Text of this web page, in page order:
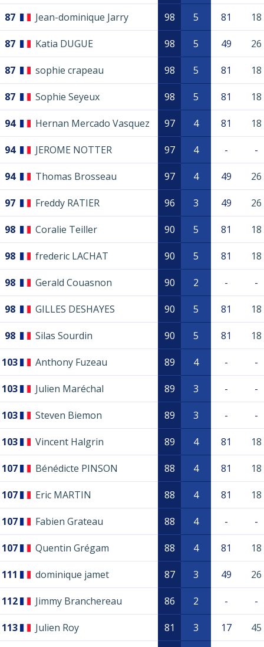
87 Jean-dominique Jarry 98 5 81 18
87 Katia DUGUE 98 5 49 26
87 sophie crapeau 98 5 81 18
87 Sophie Seyeux 98 5 81 18
94 Hernan Mercado Vasquez 97 4 81 18
94 JEROME NOTTER 97 4 - -
94 Thomas Brosseau 97 4 49 26
97 Freddy RATIER 96 3 49 26
98 Coralie Teiller 90 5 81 18
98 frederic LACHAT 90 5 81 18
98 Gerald Couasnon 90 2 - -
98 GILLES DESHAYES 90 5 81 18
98 Silas Sourdin 90 5 81 18
103 Anthony Fuzeau 89 4 - -
103 Julien Maréchal 89 3 - -
103 Steven Biemon 89 3 - -
103 Vincent Halgrin 89 4 81 18
107 Bénédicte PINSON 88 4 81 18
107 Eric MARTIN 88 4 81 18
107 Fabien Grateau 88 4 - -
107 Quentin Grégam 88 4 81 18
111 dominique jamet 87 3 49 26
112 Jimmy Branchereau 86 2 - -
113 Julien Roy 81 3 17 45